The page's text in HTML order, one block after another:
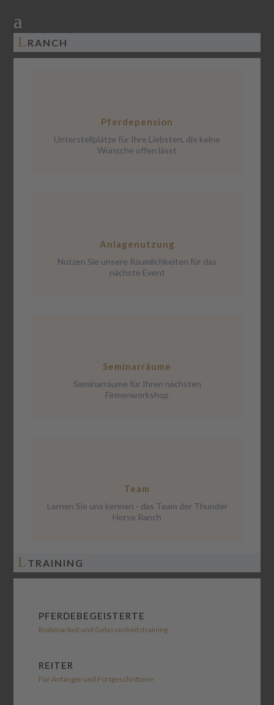
a
L RANCH
Pferdepension
Unterstellplätze für Ihre Liebsten, die keine
Wünsche offen lässt
Anlagenutzung
Nutzen Sie unsere Räumlichkeiten für das
nächste Event
Seminarräume
Seminarräume für Ihren nächsten
Firmenworkshop
Team
Lernen Sie uns kennen - das Team der Thunder
Horse Ranch
L TRAINING
PFERDEBEGEISTERTE
Bodenarbeit und Gelassenheitstraining
REITER
Für Anfänger und Fortgeschrittene